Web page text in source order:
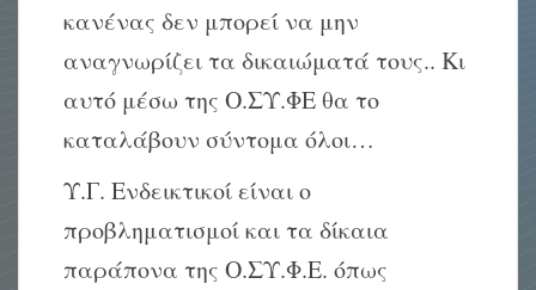
κανένας δεν μπορεί να μην
αναγνωρίζει τα δικαιώματά τους.. Κι
αυτό μέσω της Ο.ΣΥ.ΦΕ θα το
καταλάβουν σύντομα όλοι…
Υ.Γ. Ενδεικτικοί είναι ο
προβληματισμοί και τα δίκαια
παράπονα της Ο.ΣΥ.Φ.Ε. όπως